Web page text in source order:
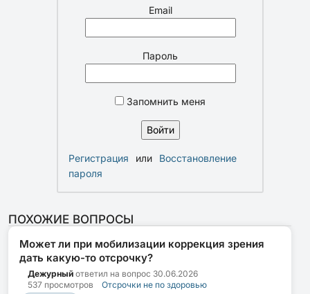
Email
Пароль
Запомнить меня
Регистрация или
Восстановление
пароля
ПОХОЖИЕ ВОПРОСЫ
Может ли при мобилизации коррекция зрения
дать какую-то отсрочку?
Дежурный ответил на вопрос 30.06.2026
537 просмотров
Отсрочки не по здоровью